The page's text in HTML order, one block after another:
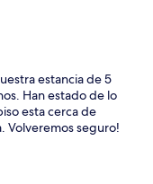
estancia de 5
Han estado de lo
esta cerca de
Volveremos seguro!